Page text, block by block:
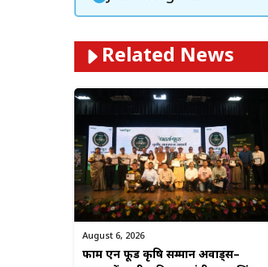
Related News
August 6, 2026
फार्म एन फूड कृषि सम्मान अवार्ड्स–